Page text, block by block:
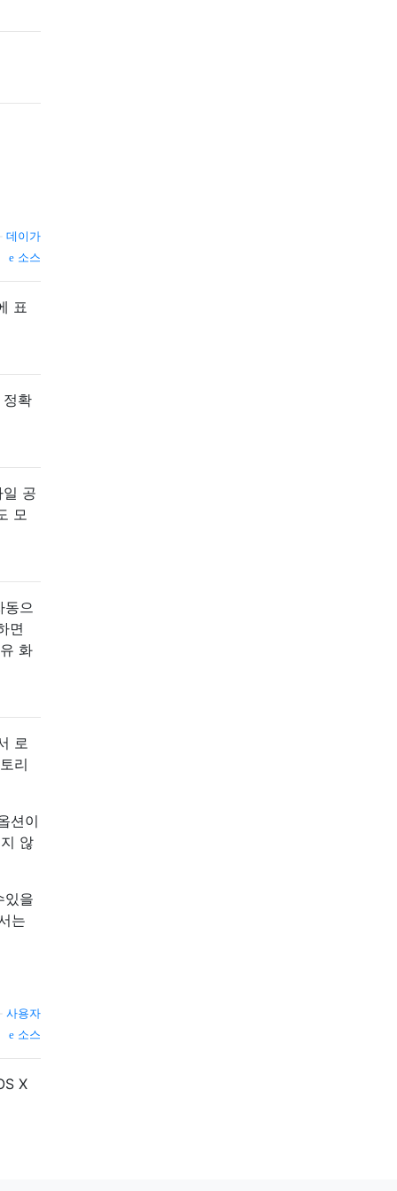
데이가
소스
표
확
공
모
동으
면
화
로
리
션이
않
있을
는
사용자
소스
X